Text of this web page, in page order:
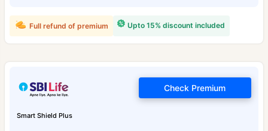
Upto 15% discount included
Full refund of premium
Smart Shield Plus
Check Premium